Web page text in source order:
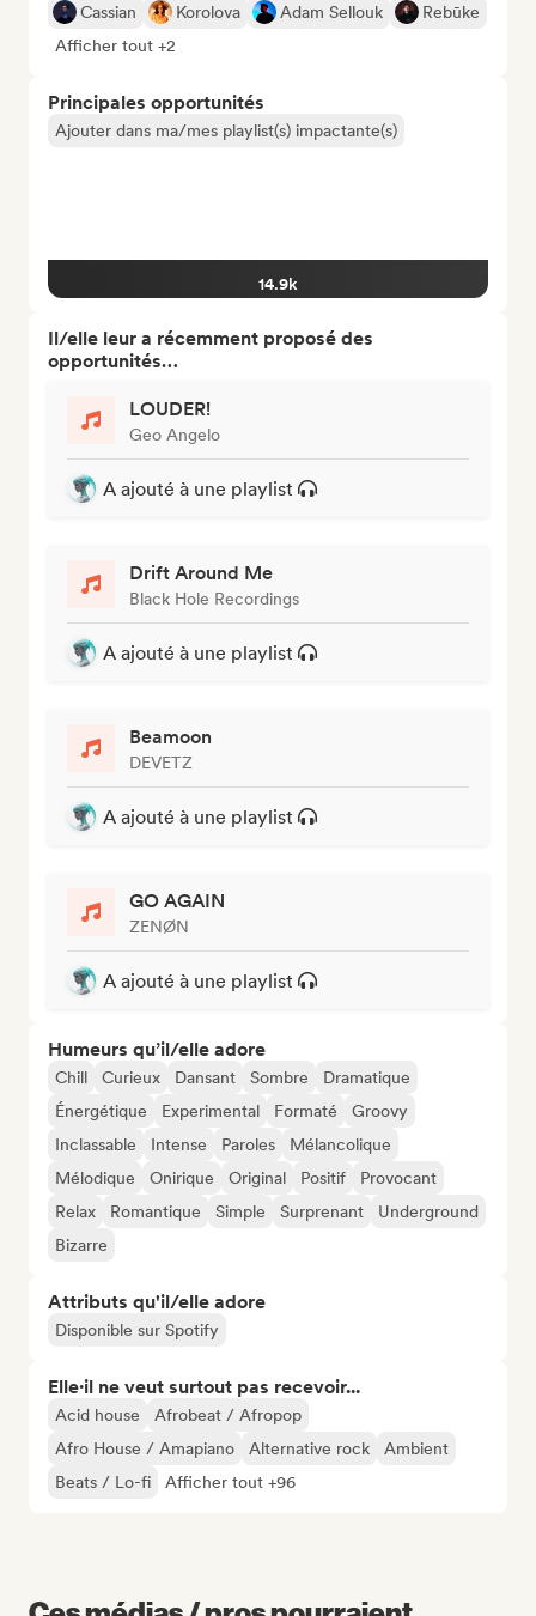
Cassian
Korolova Adam Sellouk
Rebūke
Afficher tout +2
Principales opportunités
Ajouter dans ma/mes playlist(s) impactante(s)
14.9k
Il/elle leur a récemment proposé des
opportunités…
LOUDER!
Geo Angelo
A ajouté à une playlist
Drift Around Me
Black Hole Recordings
A ajouté à une playlist
Beamoon
DEVETZ
A ajouté à une playlist
GO AGAIN
ZENØN
A ajouté à une playlist
Humeurs qu’il/elle adore
Chill Curieux Dansant Sombre
Dramatique
Énergétique
Experimental Formaté
Groovy
Inclassable
Intense Paroles
Mélancolique
Mélodique
Onirique Original Positif
Provocant
Relax
Romantique Simple Surprenant
Underground
Bizarre
Attributs qu'il/elle adore
Disponible sur Spotify
Elle·il ne veut surtout pas recevoir...
Acid house
Afrobeat / Afropop
Afro House / Amapiano
Alternative rock
Ambient
Beats / Lo-fi
Afficher tout +96